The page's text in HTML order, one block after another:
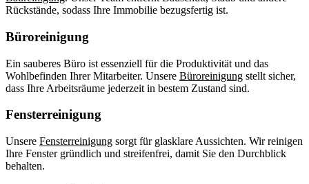
Rückstände, sodass Ihre Immobilie bezugsfertig ist.
Büroreinigung
Ein sauberes Büro ist essenziell für die Produktivität und das
Wohlbefinden Ihrer Mitarbeiter. Unsere Büroreinigung stellt sicher,
dass Ihre Arbeitsräume jederzeit in bestem Zustand sind.
Fensterreinigung
Unsere Fensterreinigung sorgt für glasklare Aussichten. Wir reinigen
Ihre Fenster gründlich und streifenfrei, damit Sie den Durchblick
behalten.